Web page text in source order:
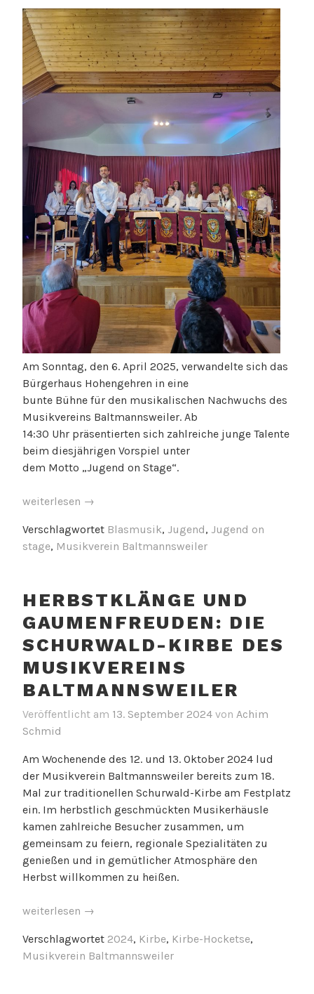
Am Sonntag, den 6. April 2025, verwandelte sich das
Bürgerhaus Hohengehren in eine
bunte Bühne für den musikalischen Nachwuchs des
Musikvereins Baltmannsweiler. Ab
14:30 Uhr präsentierten sich zahlreiche junge Talente
beim diesjährigen Vorspiel unter
dem Motto „Jugend on Stage“.
„Jugend
Stage
–
im
Bürgerhaus
weiterlesen →
Verschlagwortet Blasmusik, Jugend, Jugend on
stage, Musikverein Baltmannsweiler
HERBSTKLÄNGE UND
GAUMENFREUDEN: DIE
SCHURWALD-KIRBE DES
MUSIKVEREINS
BALTMANNSWEILER
Veröffentlicht am 13. September 2024 von Achim
Schmid
Am Wochenende des 12. und 13. Oktober 2024 lud
der Musikverein Baltmannsweiler bereits zum 18.
Mal zur traditionellen Schurwald-Kirbe am Festplatz
ein. Im herbstlich geschmückten Musikerhäusle
kamen zahlreiche Besucher zusammen, um
gemeinsam zu feiern, regionale Spezialitäten zu
genießen und in gemütlicher Atmosphäre den
Herbst willkommen zu heißen.
„Herbstklänge
Gaumenfreuden:
Die
weiterlesen →
Verschlagwortet 2024, Kirbe, Kirbe-Hocketse,
Musikverein Baltmannsweiler